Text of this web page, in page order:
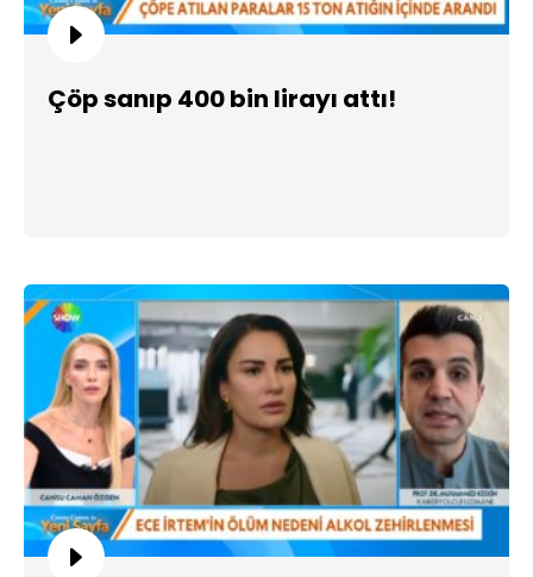
Çöp sanıp 400 bin lirayı attı!